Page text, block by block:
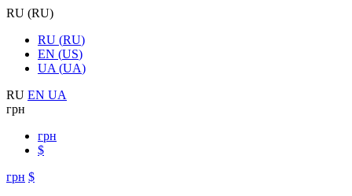
RU (RU)
RU (RU)
EN (US)
UA (UA)
RU EN UA
грн
грн
$
грн $